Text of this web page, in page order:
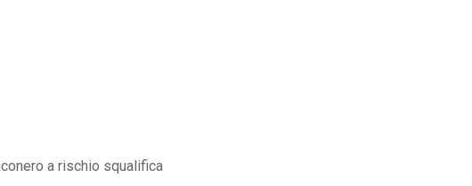
a rischio squalifica